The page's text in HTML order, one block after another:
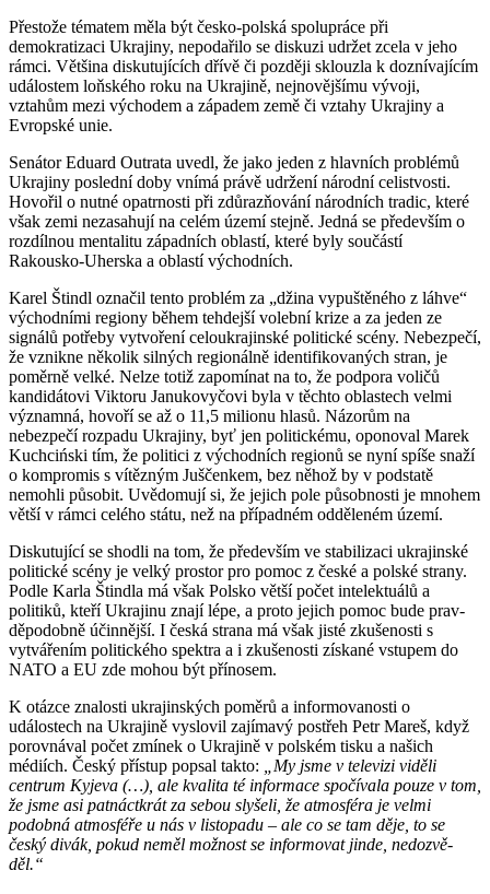
Přestože tématem měla být česko-polská spolupráce při
demokratizaci Ukrajiny, ne­­poda­řilo se diskuzi udržet zcela v jeho
rámci. Většina diskutu­jících dřívě či poz­ději sklouzla k doznívajícím
událostem loň­ského roku na Ukrajině, nej­nověj­šímu vý­voji,
vztahům mezi východem a západem země či vztahy Ukrajiny a
Evropské unie.
Senátor Eduard Outrata uvedl, že jako jeden z hlavních problémů
Ukrajiny pos­lední doby vnímá právě udržení ná­rodní celistvosti.
Hovořil o nutné opatrnosti při zdůrazňování národních tradic, které
však zemi nezasahují na celém území stejně. Jedná se především o
rozdílnou mentalitu západních oblastí, které byly součástí
Rakousko-Uherska a oblastí východních.
Karel Štindl označil tento problém za „džina vypuštěného z láhve“
východními regiony během tehdejší volební krize a za jeden ze
signálů potřeby vytvoření celo­ukrajinské politické scény. Nebezpečí,
že vznikne několik silných regionálně identifikovaných stran, je
poměrně velké. Nelze totiž zapomínat na to, že podpora voličů
kandidátovi Viktoru Janu­kovy­čovi byla v těchto oblastech velmi
významná, hovoří se až o 11,5 milionu hlasů. Názo­rům na
nebezpečí rozpadu Ukrajiny, byť jen politickému, oponoval Marek
Kuchciński tím, že politici z východních regionů se nyní spíše snaží
o kompromis s vítězným Juščenkem, bez něhož by v podstatě
nemohli působit. Uvědomují si, že jejich pole působnosti je mnohem
větší v rámci celého státu, než na případném odděleném území.
Diskutující se shodli na tom, že pře­de­vším ve stabilizaci ukrajinské
politické scény je velký prostor pro pomoc z české a polské strany.
Podle Karla Štindla má však Polsko větší počet intelektuálů a
politiků, kteří Ukrajinu znají lépe, a proto jejich pomoc bude prav­
děpodobně účinnější. I česká strana má však jisté zkušenosti s
vytvářením politického spektra a i zku­šenosti získané vstupem do
NATO a EU zde mohou být přínosem.
K otázce zna­losti ukrajinských poměrů a informo­va­nosti o
událostech na Ukrajině vyslovil zajímavý postřeh Petr Mareš, když
po­rovnával počet zmínek o Uk­rajině v polském tisku a na­šich
médiích. Český pří­stup popsal takto:
„My jsme v televizi vi­děli
centrum Kyjeva (…), ale kvalita té informace spočívala pouze v tom,
že jsme asi patnáctkrát za sebou slyšeli, že atmo­sféra je velmi
podobná atmosféře u nás v listopadu – ale co se tam děje, to se
český divák, pokud ne­měl možnost se in­formovat jinde, nedoz­vě­
děl.“